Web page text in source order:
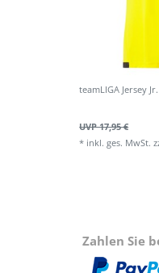
teamLIGA Jersey Jr.
UVP 17,95 €
* inkl. ges. MwSt.
Zahlen Sie